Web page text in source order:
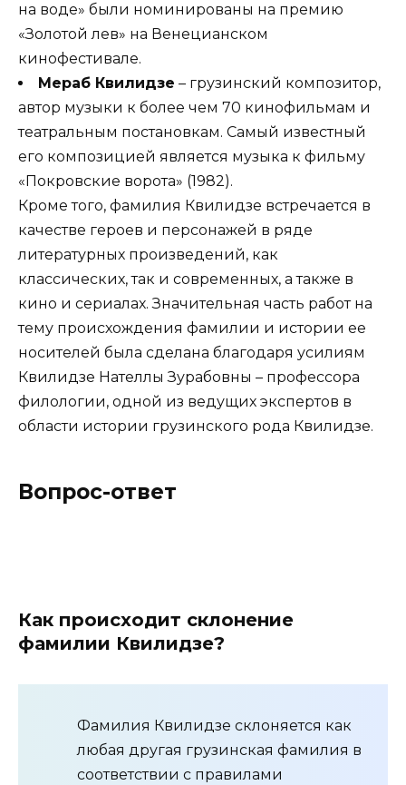
на воде» были номинированы на премию
«Золотой лев» на Венецианском
кинофестивале.
Мераб Квилидзе – грузинский композитор,
автор музыки к более чем 70 кинофильмам и
театральным постановкам. Самый известный
его композицией является музыка к фильму
«Покровские ворота» (1982).
Кроме того, фамилия Квилидзе встречается в
качестве героев и персонажей в ряде
литературных произведений, как
классических, так и современных, а также в
кино и сериалах. Значительная часть работ на
тему происхождения фамилии и истории ее
носителей была сделана благодаря усилиям
Квилидзе Нателлы Зурабовны – профессора
филологии, одной из ведущих экспертов в
области истории грузинского рода Квилидзе.
Вопрос-ответ
Как происходит склонение
фамилии Квилидзе?
Фамилия Квилидзе склоняется как
любая другая грузинская фамилия в
соответствии с правилами